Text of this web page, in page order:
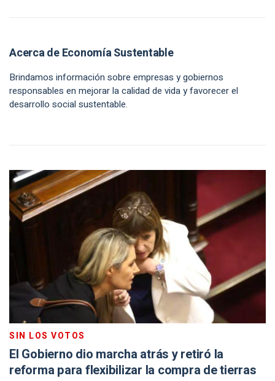
Acerca de Economía Sustentable
Brindamos información sobre empresas y gobiernos
responsables en mejorar la calidad de vida y favorecer el
desarrollo social sustentable.
SIN LOS VOTOS
El Gobierno dio marcha atrás y retiró la
reforma para flexibilizar la compra de tierras